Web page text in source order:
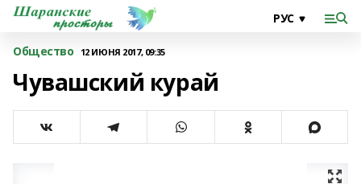
Общество 12 ИЮНЯ 2017, 09:35
Чувашский курай